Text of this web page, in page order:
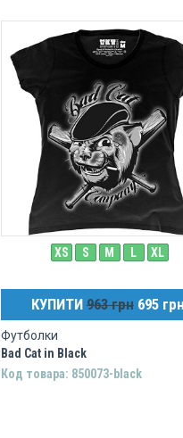
XS S M L XL
КУПИТИ 963 грн 695
Футболки
Bad Cat in Black
Код товара: 850073-black